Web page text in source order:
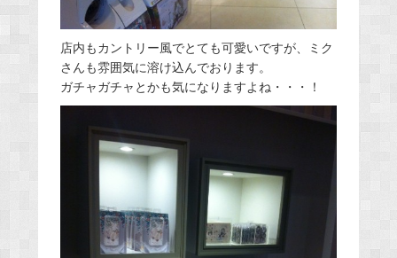
店内もカントリー風でとても可愛いですが、ミク
さんも雰囲気に溶け込んでおります。
ガチャガチャとかも気になりますよね・・・！